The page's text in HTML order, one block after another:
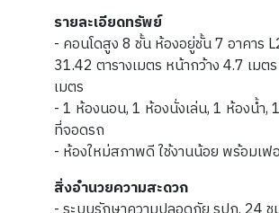
รายละเอียดทรัพย์
- คอนโดสูง 8 ชั้น ห้องอยู่ชั้น 7 อาคาร
31.42 ตารางเมตร หน้ากว้าง 4.7 เมต
เมตร
- 1 ห้องนอน, 1 ห้องนั่งเล่น, 1 ห้องน้ำ,
ที่จอดรถ
- ห้องใหม่สภาพดี ใช้งานน้อย พร้อมเฟ
สิ่งอำนวยความสะดวก